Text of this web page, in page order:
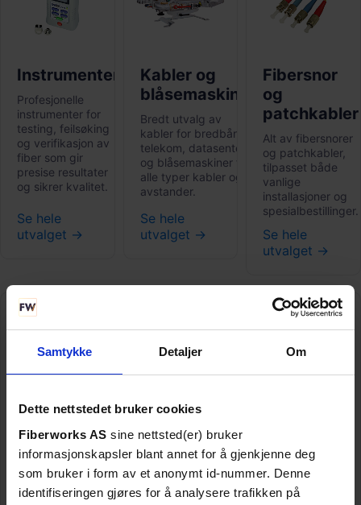
Samtykke Detaljer Om
Dette nettstedet bruker cookies
Fiberworks AS sine nettsted(er) bruker
informasjonskapsler blant annet for å gjenkjenne deg
som bruker i form av et anonymt id-nummer. Denne
identifiseringen gjøres for å analysere trafikken på
Instrumenter
Profesjonelle
instrumenter for
testing, feilsøking
og verifikasjon av
fiber som gir
presise resultater
og sikrer kvalitet.
Se hele
utvalget →
Kabler og
blåsemaskiner
Bredt utvalg av
kabler for bredbånd,
telekom, datasenter
og blåsemaskiner for
alle typer kabler og
avstander.
Se hele
utvalget →
Fibersnor
og
patchkabler
Alt av fibersnorer
og patchkabler,
tilpasset både
vanlige
installasjoner og
spesialbestillinger.
Se hele
utvalget →
Komplett utvalg
av utstyr og
tilbehør som
sikrer rene
utstyr
Mediakonvertere,
svitsjer og
transpondere
Ferdigterminerte
kabler, fan-outs
og modulære